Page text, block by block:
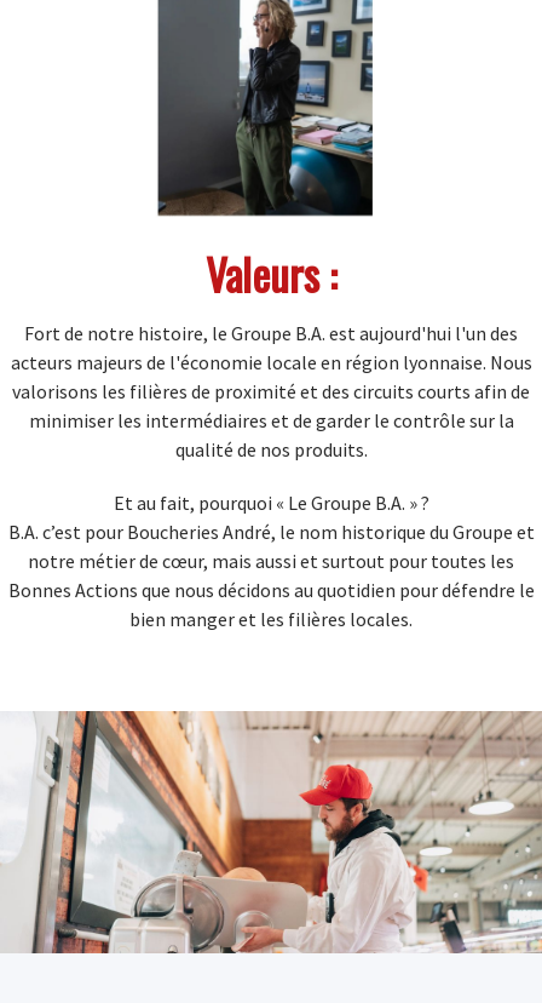
Valeurs :
Fort de notre histoire, le Groupe B.A. est aujourd'hui l'un des
acteurs majeurs de l'économie locale en région lyonnaise. Nous
valorisons les filières de proximité et des circuits courts afin de
minimiser les intermédiaires et de garder le contrôle sur la
qualité de nos produits.
Et au fait, pourquoi « Le Groupe B.A. » ?
B.A. c’est pour Boucheries André, le nom historique du Groupe et
notre métier de cœur, mais aussi et surtout pour toutes les
Bonnes Actions que nous décidons au quotidien pour défendre le
bien manger et les filières locales.